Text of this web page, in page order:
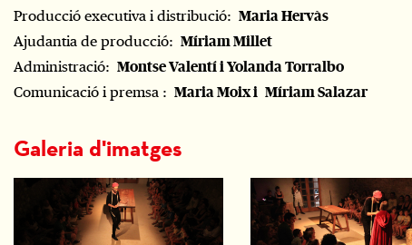
Producció executiva i distribució: Maria Hervàs
Ajudantia de producció: Míriam Millet
Administració: Montse Valentí i Yolanda Torralbo
Comunicació i premsa : Maria Moix i Míriam Salazar
Galeria d'imatges